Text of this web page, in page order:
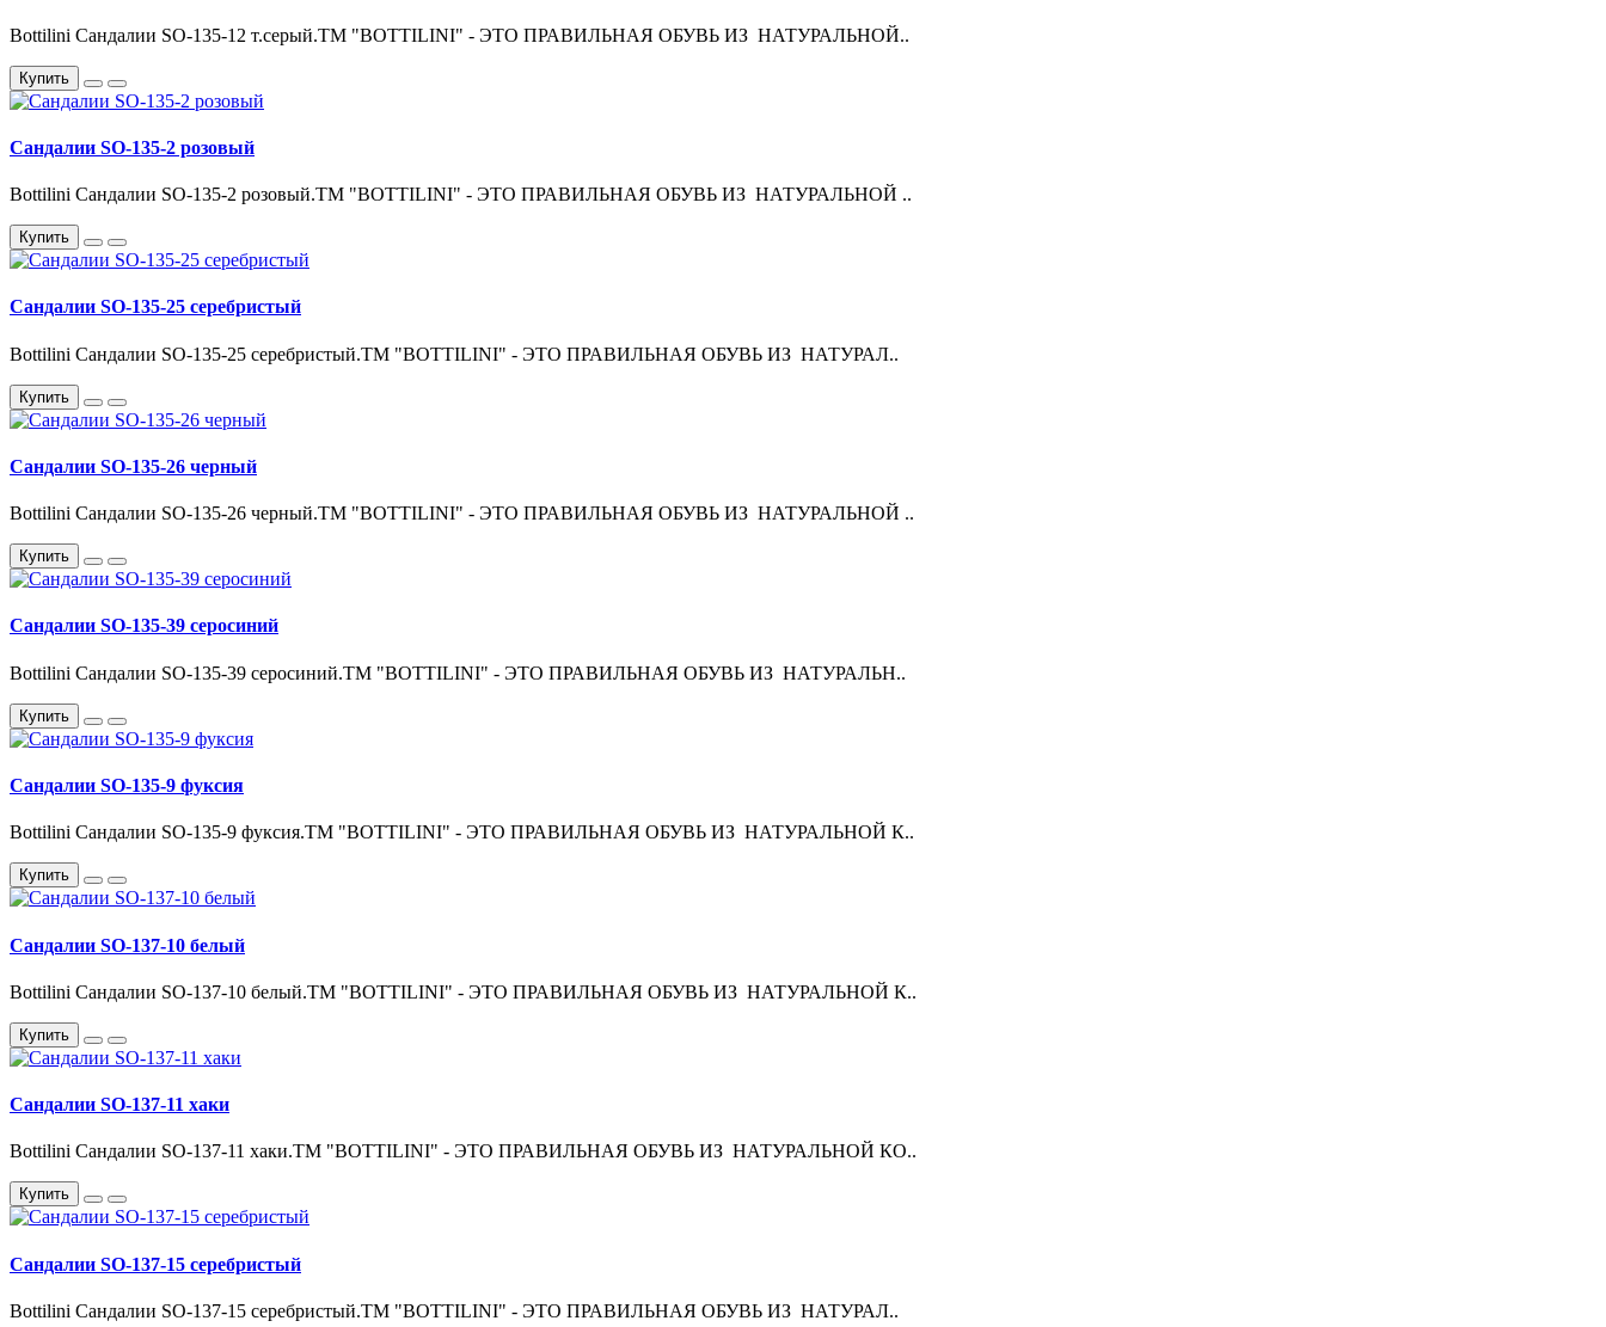
Bottilini Сандалии SO-135-12 т.серый.ТМ "BOTTILINI" - ЭТО ПРАВИЛЬНАЯ ОБУВЬ ИЗ НАТУРАЛЬНОЙ..
Купить
Сандалии SO-135-2 розовый
Bottilini Сандалии SO-135-2 розовый.ТМ "BOTTILINI" - ЭТО ПРАВИЛЬНАЯ ОБУВЬ ИЗ НАТУРАЛЬНОЙ ..
Купить
Сандалии SO-135-25 серебристый
Bottilini Сандалии SO-135-25 серебристый.ТМ "BOTTILINI" - ЭТО ПРАВИЛЬНАЯ ОБУВЬ ИЗ НАТУРАЛ..
Купить
Сандалии SO-135-26 черный
Bottilini Сандалии SO-135-26 черный.ТМ "BOTTILINI" - ЭТО ПРАВИЛЬНАЯ ОБУВЬ ИЗ НАТУРАЛЬНОЙ ..
Купить
Сандалии SO-135-39 серосиний
Bottilini Сандалии SO-135-39 серосиний.ТМ "BOTTILINI" - ЭТО ПРАВИЛЬНАЯ ОБУВЬ ИЗ НАТУРАЛЬН..
Купить
Сандалии SO-135-9 фуксия
Bottilini Сандалии SO-135-9 фуксия.ТМ "BOTTILINI" - ЭТО ПРАВИЛЬНАЯ ОБУВЬ ИЗ НАТУРАЛЬНОЙ К..
Купить
Сандалии SO-137-10 белый
Bottilini Сандалии SO-137-10 белый.ТМ "BOTTILINI" - ЭТО ПРАВИЛЬНАЯ ОБУВЬ ИЗ НАТУРАЛЬНОЙ К..
Купить
Сандалии SO-137-11 хаки
Bottilini Сандалии SO-137-11 хаки.ТМ "BOTTILINI" - ЭТО ПРАВИЛЬНАЯ ОБУВЬ ИЗ НАТУРАЛЬНОЙ КО..
Купить
Сандалии SO-137-15 серебристый
Bottilini Сандалии SO-137-15 серебристый.ТМ "BOTTILINI" - ЭТО ПРАВИЛЬНАЯ ОБУВЬ ИЗ НАТУРАЛ..